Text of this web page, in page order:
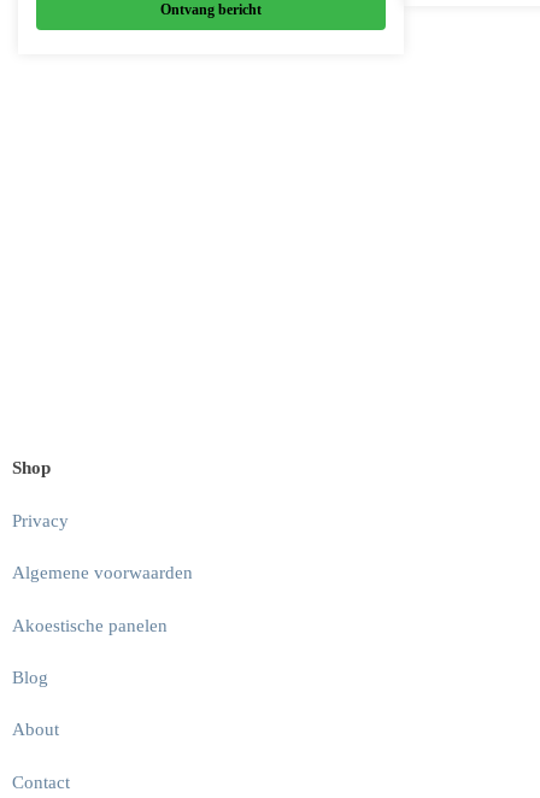
Ontvang bericht
Shop
Privacy
Algemene voorwaarden
Akoestische panelen
Blog
About
Contact